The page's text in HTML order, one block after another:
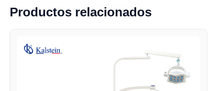
Productos relacionados